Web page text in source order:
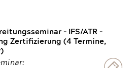
- IFS/ATR -
Zertifizierung (4 Termine,